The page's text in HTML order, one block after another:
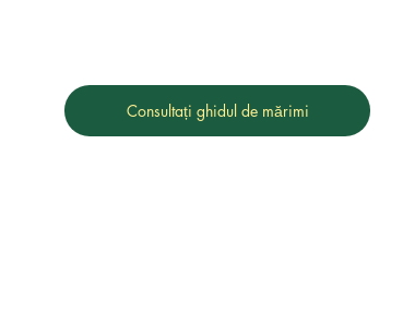
Consultați ghidul de mărimi